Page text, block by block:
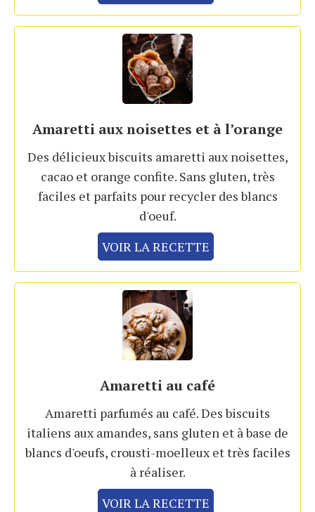
Amaretti aux noisettes et à l’orange
Des délicieux biscuits amaretti aux noisettes,
cacao et orange confite. Sans gluten, très
faciles et parfaits pour recycler des blancs
d'oeuf.
VOIR LA RECETTE
Amaretti au café
Amaretti parfumés au café. Des biscuits
italiens aux amandes, sans gluten et à base de
blancs d'oeufs, crousti-moelleux et très faciles
à réaliser.
VOIR LA RECETTE